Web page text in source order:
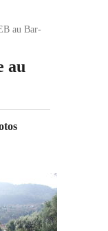
au Bar-
au